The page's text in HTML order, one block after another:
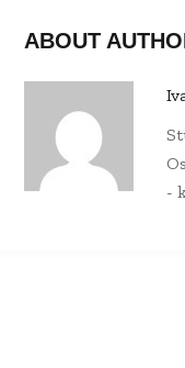
ABOUT
-